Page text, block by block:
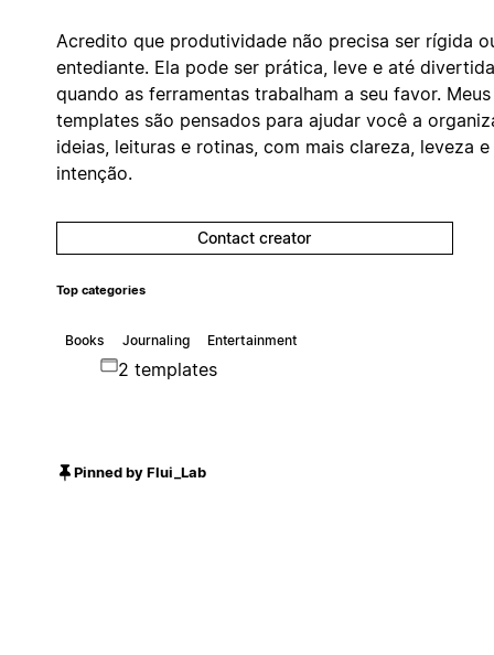
Acredito que produtividade não precisa ser rígida
entediante. Ela pode ser prática, leve e até
quando as ferramentas trabalham a seu favor. Meus
templates são pensados para ajudar você a
ideias, leituras e rotinas, com mais clareza, leveza e
intenção.
Contact creator
Top categories
Books Journaling Entertainment
2 templates
Pinned by Flui_Lab